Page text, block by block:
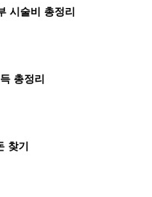
시술비 총정리
총정리
찾기